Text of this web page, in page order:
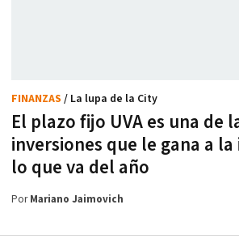
El plazo fijo UVA es una de
inversiones que le gana a
lo que va del año
FINANZAS / La lupa de la City
PorMariano Jaimovich